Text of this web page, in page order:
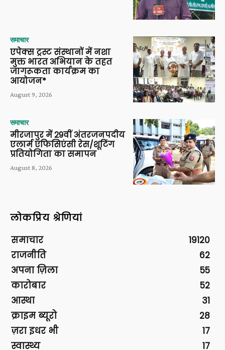
समाचार
एपेक्स ट्रस्ट संस्थानों में नशा
मुक्त भारत अभियान के तहत
जागरूकता कार्यक्रम का
आयोजन*
August 9, 2026
समाचार
मीरजापुर में 29वीं अंतरजनपदीय
एलार्म एफिसिएंसी रेस/शूटिंग
प्रतियोगिता का समापन
August 8, 2026
लोकप्रिय श्रेणियां
समाचार
19120
राजनीति
62
अपना ज़िला
55
कारोबार
52
आस्था
31
क्राइम ब्यूरो
28
ज़रा इधर भी
17
स्वास्थ्य
17